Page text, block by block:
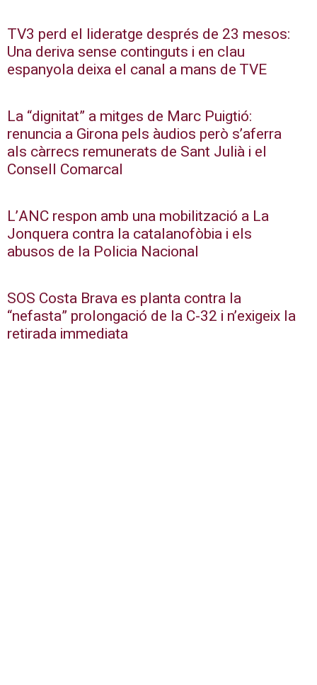
TV3 perd el lideratge després de 23 mesos:
Una deriva sense continguts i en clau
espanyola deixa el canal a mans de TVE
La “dignitat” a mitges de Marc Puigtió:
renuncia a Girona pels àudios però s’aferra
als càrrecs remunerats de Sant Julià i el
Consell Comarcal
L’ANC respon amb una mobilització a La
Jonquera contra la catalanofòbia i els
abusos de la Policia Nacional
SOS Costa Brava es planta contra la
“nefasta” prolongació de la C-32 i n’exigeix la
retirada immediata